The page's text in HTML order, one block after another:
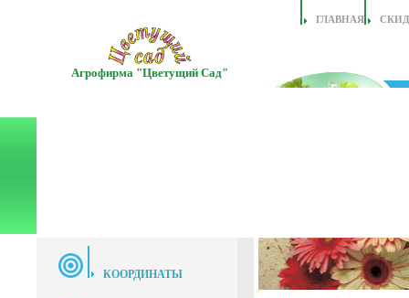
Агрофирма "Цветущий Сад"
ГЛАВНАЯ
КООРДИНАТЫ